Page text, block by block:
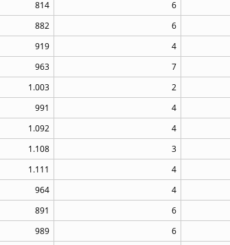
814 6
882 6
919 4
963 7
1.003 2
991 4
1.092 4
1.108 3
1.111 4
964 4
891 6
989 6